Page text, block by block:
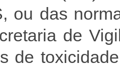
ou das
de
de